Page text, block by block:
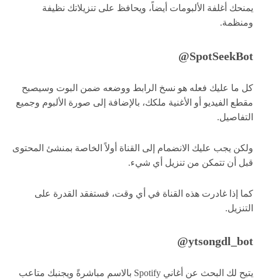
يمنحك أغلفة الألبومات أيضاً، ويحافظ على تنزيلاتك نظيفة
ومنظمة.
SpotSeekBot@
كل ما عليك فعله هو نسخ الرابط ووضعه ضمن البوت وسيصبح
مقطع الفيديو أو الأغنية ملكك، بالإضافة إلى صورة الألبوم وجميع
التفاصيل.
ولكن يجب عليك الانضمام إلى القناة أولاً الخاصة بمنشئ المحتوى
قبل أن تتمكن من تنزيل أي شيء.
كما إذا غادرت هذه القناة في أي وقت، فستفقد القدرة على
التنزيل.
ytsongdl_bot@
يتيح لك البحث عن أغاني Spotify بالاسم مباشرةً ويجنبك متاعب